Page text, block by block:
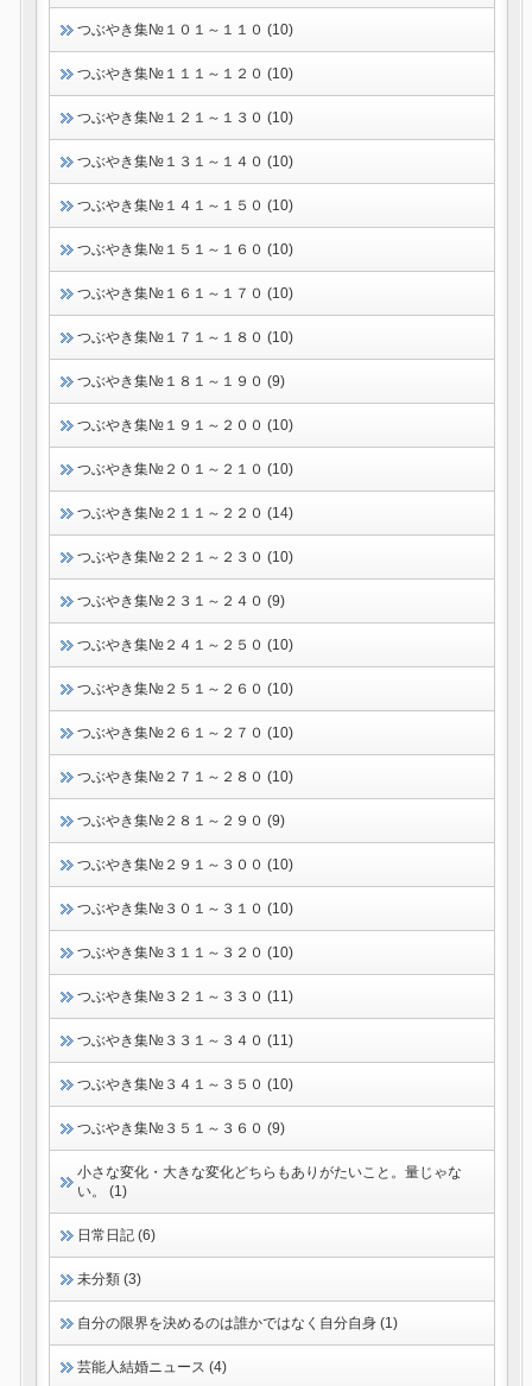
つぶやき集№１０１～１１０ (10)
つぶやき集№１１１～１２０ (10)
つぶやき集№１２１～１３０ (10)
つぶやき集№１３１～１４０ (10)
つぶやき集№１４１～１５０ (10)
つぶやき集№１５１～１６０ (10)
つぶやき集№１６１～１７０ (10)
つぶやき集№１７１～１８０ (10)
つぶやき集№１８１～１９０ (9)
つぶやき集№１９１～２００ (10)
つぶやき集№２０１～２１０ (10)
つぶやき集№２１１～２２０ (14)
つぶやき集№２２１～２３０ (10)
つぶやき集№２３１～２４０ (9)
つぶやき集№２４１～２５０ (10)
つぶやき集№２５１～２６０ (10)
つぶやき集№２６１～２７０ (10)
つぶやき集№２７１～２８０ (10)
つぶやき集№２８１～２９０ (9)
つぶやき集№２９１～３００ (10)
つぶやき集№３０１～３１０ (10)
つぶやき集№３１１～３２０ (10)
つぶやき集№３２１～３３０ (11)
つぶやき集№３３１～３４０ (11)
つぶやき集№３４１～３５０ (10)
つぶやき集№３５１～３６０ (9)
小さな変化・大きな変化どちらもありがたいこと。量じゃな
い。 (1)
日常日記 (6)
未分類 (3)
自分の限界を決めるのは誰かではなく自分自身 (1)
芸能人結婚ニュース (4)